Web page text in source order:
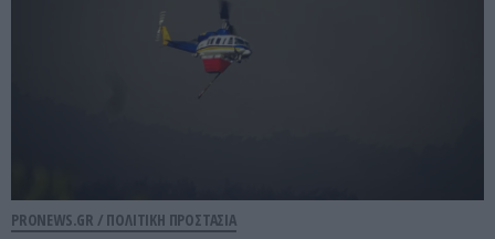
PRONEWS.GR / ΠΟΛΙΤΙΚΗ ΠΡΟΣΤΑΣΙΑ